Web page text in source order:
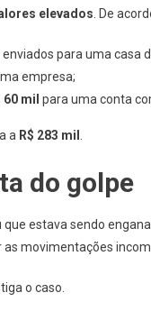
elevados. De
para uma casa
empresa;
60 mil para uma conta
a R$ 283 mil .
do golpe
estava sendo
movimentações
o caso.